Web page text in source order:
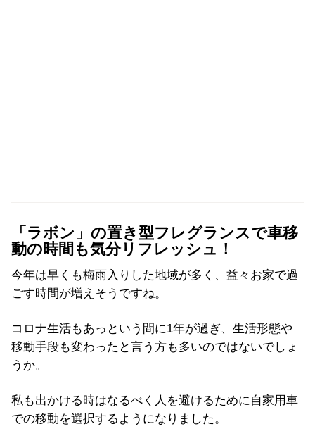
「ラボン」の置き型フレグランスで車移
動の時間も気分リフレッシュ！
今年は早くも梅雨入りした地域が多く、益々お家で過
ごす時間が増えそうですね。
コロナ生活もあっという間に1年が過ぎ、生活形態や
移動手段も変わったと言う方も多いのではないでしょ
うか。
私も出かける時はなるべく人を避けるために自家用車
での移動を選択するようになりました。